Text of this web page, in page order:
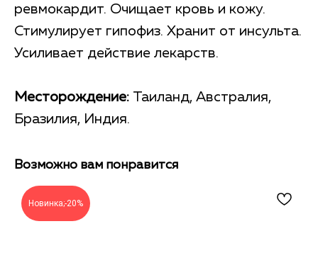
ревмокардит. Очищает кровь и кожу.
Стимулирует гипофиз. Хранит от инсульта.
Усиливает действие лекарств.
Месторождение: Таиланд, Австралия,
Бразилия, Индия.
Возможно вам понравится
Новинка;-20%